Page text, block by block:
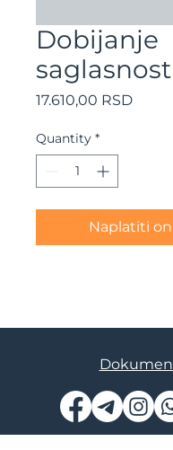
Dobijanje
17.610,00 RSDPrice
Quantity *
Naplatiti